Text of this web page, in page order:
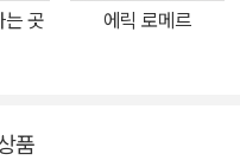
변부에서 자학하면서 서성거
시간>(1968)과 <치욕>(19
정신을 한데 집약한 듯한 화
, 꿈인지 모호한 구간도 있다.
쉬움에 도달할 때는 눈물이
는 곳
에릭 로메르
품